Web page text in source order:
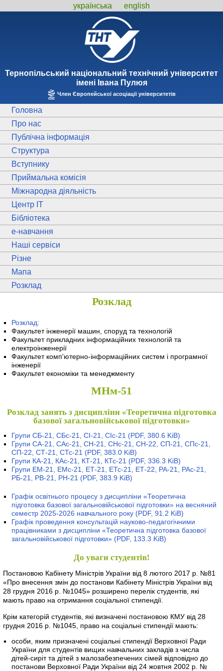
українська english
Тернопiльський національний технiчний унiверситет
iменi Iвана Пулюя
Член Європейської асоціації університетів
Головна
Про нас
Публічна інформація
Структура
Вступнику
Приймальна комісія
Міжнародна діяльність
Центр ІТ
Бібліотека
e-навчання
Наші сервіси
Різне
Мапа
Розклад
Розклад
Розклад:
Факультет інженерії машин, споруд та технологій
Факультет прикладних інформаційних технологій та
електроінженерії
Факультет комп'ютерно-інформаційних систем і програмної
інженерії
Факультет економіки та менеджменту
МНм-51
Розклад занять з дисципліни «Теоретична підготовка
базової загальновійськової підготовки»
Групи СБ-21, СБс-21, СІ-21, СІс-21 (PDF, 380.6 KiB)
Групи СА-21, САс-21, СН-21, СНс-21, СН-22, СП-21, СПс-21,
СП-22, СТ-21, СТс-21 (PDF, 383.0 KiB)
Групи КА-21, КАс-21, КТ-21, КТс-21 (PDF, 336.3 KiB)
Групи ЕМ-21, ЕМс-21, ЕТ-21, ЕТс-21, ЕТ-22, РА-21, РАс-21,
РБ-21, РВ-21, РН-21 (PDF, 383.9 KiB)
Графік освітнього процесу з дисципліни «Теоретична
підготовка базової загальновійськової підготовки» на весняний
семестр 2025-2026 навчального року (PDF, 91.2 KiB)
Графік проведення консультацій науково-педагогічними
працівниками з дисципліни «Теоретична підготовка базової
загальновійськової підготовки» (PDF, 133.3 KiB)
До уваги студентів!
Постановою Кабінету Міністрів України від 8 лютого 2017 р. №81
«Про внесення змін до постанови Кабінету Міністрів України від
28 грудня 2016 р. №1045» розширено перелік студентів, які
мають право на отримання соціальної стипендії.
Крім категорій студентів, які визначені постановою КМУ від 28
грудня 2016 р. №1045, право на соціальні стипендії мають:
особи, яким призначені соціальні стипендії Верховної Ради
України для студентів вищих навчальних закладів з числа
дітей-сиріт та дітей з малозабезпечених сімей відповідно до
постанови Верховної Ради України від 24 жовтня 2002 р. №